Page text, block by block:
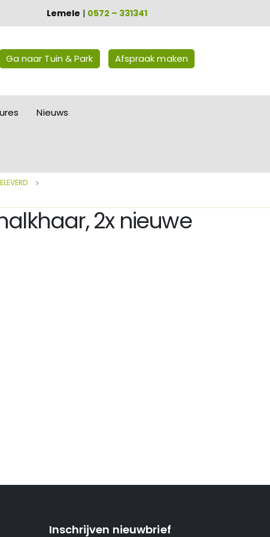
Lemele | 0572 – 331341
Ga naar Tuin & Park Afspraak maken
Nieuws
2x nieuwe
Inschrijven nieuwbrief